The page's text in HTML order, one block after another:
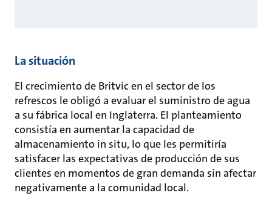
La situación
El crecimiento de Britvic en el sector de los
refrescos le obligó a evaluar el suministro de agua
a su fábrica local en Inglaterra. El planteamiento
consistía en aumentar la capacidad de
almacenamiento in situ, lo que les permitiría
satisfacer las expectativas de producción de sus
clientes en momentos de gran demanda sin afectar
negativamente a la comunidad local.